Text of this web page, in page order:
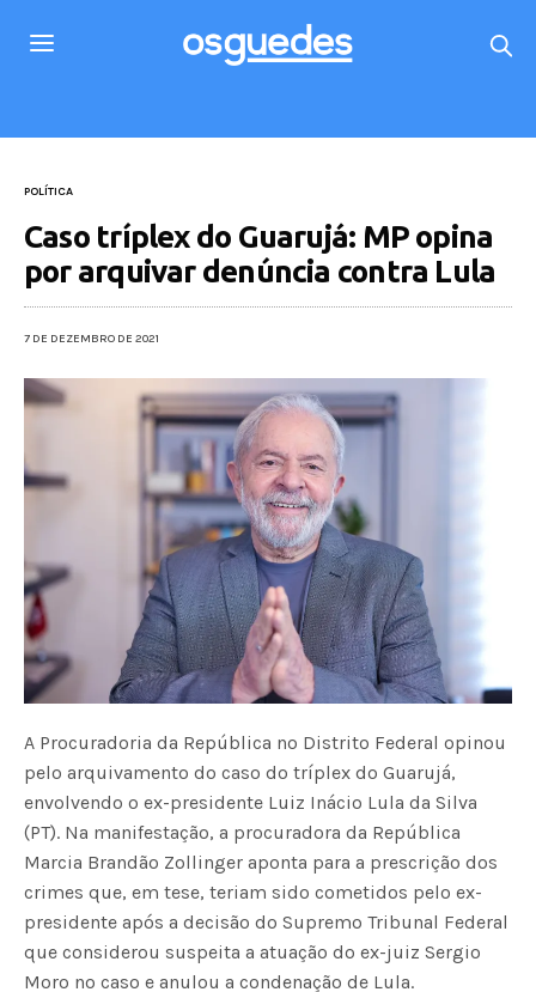
POLÍTICA
Caso tríplex do Guarujá: MP opina
por arquivar denúncia contra Lula
7 DE DEZEMBRO DE 2021
A Procuradoria da República no Distrito Federal opinou
pelo arquivamento do caso do tríplex do Guarujá,
envolvendo o ex-presidente Luiz Inácio Lula da Silva
(PT). Na manifestação, a procuradora da República
Marcia Brandão Zollinger aponta para a prescrição dos
crimes que, em tese, teriam sido cometidos pelo ex-
presidente após a decisão do Supremo Tribunal Federal
que considerou suspeita a atuação do ex-juiz Sergio
Moro no caso e anulou a condenação de Lula.